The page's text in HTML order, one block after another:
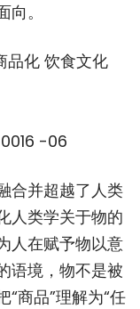
。
品化 饮食文化
-06
合并超越了人类
人类学关于物的
人在赋予物以意
语境，物不是被
商品”理解为“任